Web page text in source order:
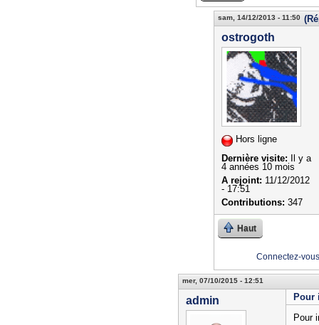
sam, 14/12/2013 - 11:50
ostrogoth
Hors ligne
Dernière visite: Il y a
4 années 10 mois
A rejoint: 11/12/2012
- 17:51
Contributions: 347
Haut
Connectez-vous
mer, 07/10/2015 - 12:51
admin
Pour
Pour